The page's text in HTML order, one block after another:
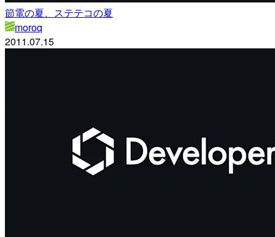
節電の夏、ステテコの夏
moroq
2011.07.15